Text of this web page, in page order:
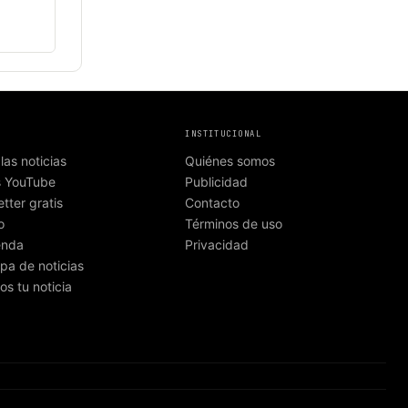
noticias
gratis
de noticias
tu noticia
INSTITUCIONAL
Quiénes somos
Publicidad
Contacto
Términos de uso
Privacidad